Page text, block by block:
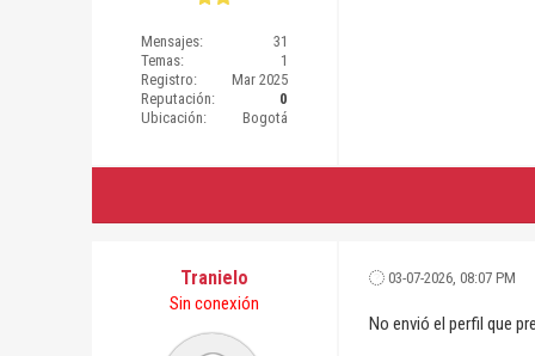
Mensajes:
31
Temas:
1
Registro:
Mar 2025
Reputación:
0
Ubicación:
Bogotá
Tranielo
Sin conexión
03-07-2026, 08:07 PM
No envió el perfil que